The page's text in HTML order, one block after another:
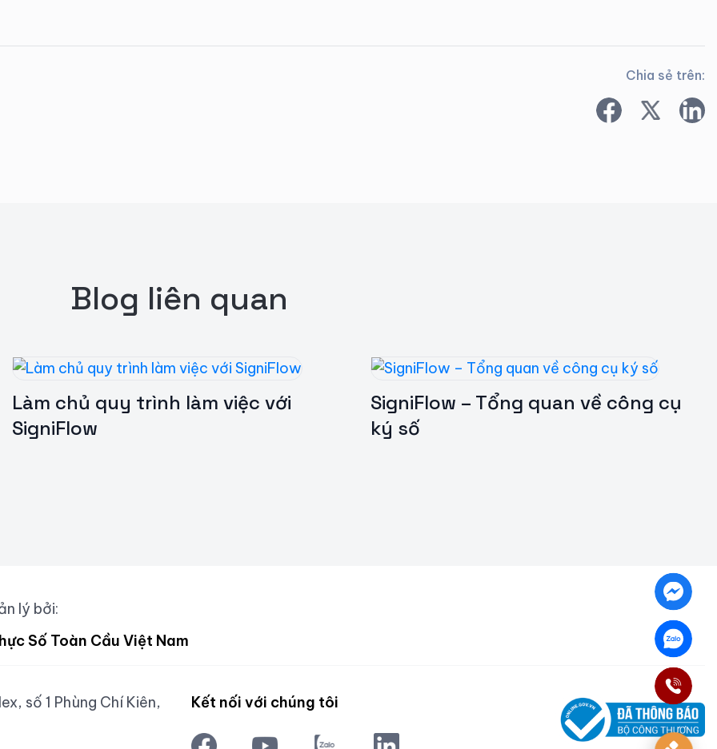
Chia sẻ trên:
Blog liên quan
Làm chủ quy trình làm việc với
SigniFlow
SigniFlow – Tổng quan về công cụ
ký số
lý bởi:
Số Toàn Cầu Việt Nam
số 1 Phùng Chí Kiên, Kết nối với chúng tôi